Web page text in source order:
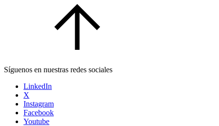
Síguenos en nuestras redes sociales
LinkedIn
X
Instagram
Facebook
Youtube